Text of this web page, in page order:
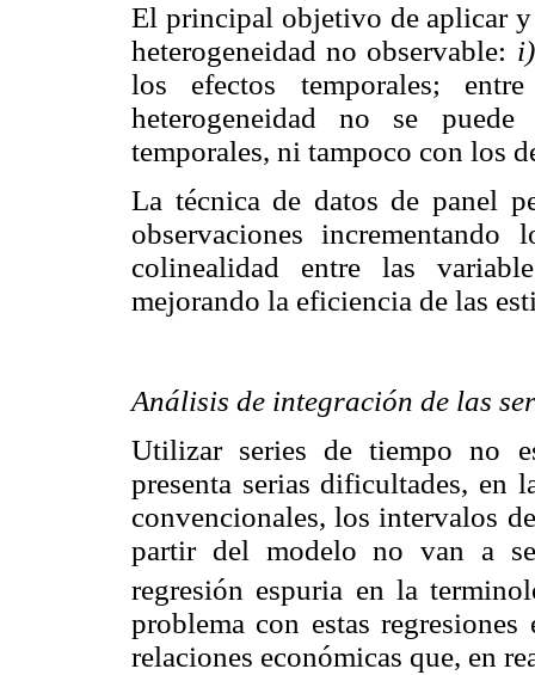
El principal objetivo de aplicar y
heterogeneidad no observable: i)
los efectos temporales;
heterogeneidad no se
temporales, ni tampoco con los
La técnica de datos de panel
observaciones
colinealidad entre las
mejorando la eficiencia de las
Análisis de integración de las
Utilizar series de tiempo no
presenta serias dificultades, en
convencionales, los intervalos
partir del modelo no van a
regresión espuria en la
problema con estas
relaciones económicas que, en